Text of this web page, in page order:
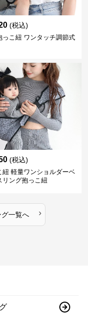
(税込)
っこ紐 ワンタッチ調節式
(税込)
紐 軽量ワンショルダーベ
リング抱っこ紐
グ一覧へ ›